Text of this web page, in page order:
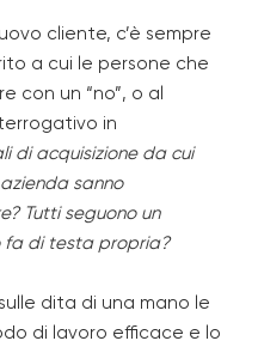
cliente, c’è sempre
a cui le persone che
con un “no”, o al
in
di acquisizione da cui
sanno
Tutti seguono un
fa di testa propria?
dita di una mano le
di lavoro efficace e lo